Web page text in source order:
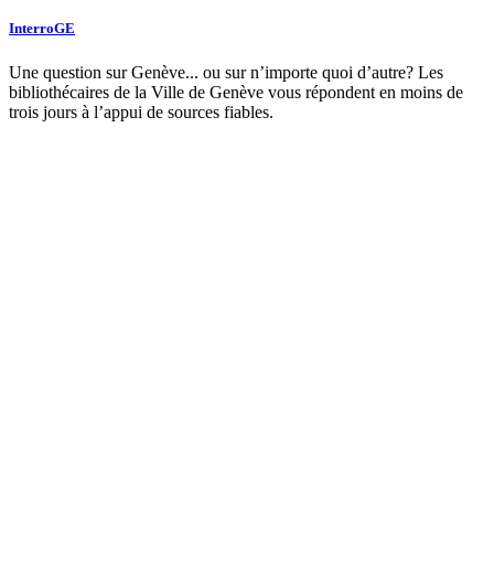
InterroGE
Une question sur Genève... ou sur n’importe quoi d’autre? Les
bibliothécaires de la Ville de Genève vous répondent en moins de
trois jours à l’appui de sources fiables.